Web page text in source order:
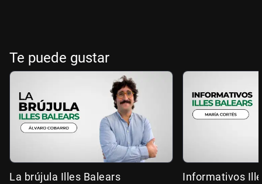
Te puede gustar
La brújula Illes Balears Informativos